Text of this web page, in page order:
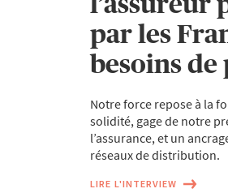
par les
besoins
Notre force repose à la
solidité, gage de notre
l’assurance, et un
réseaux de distribution.
LIRE L'INTERVIEW